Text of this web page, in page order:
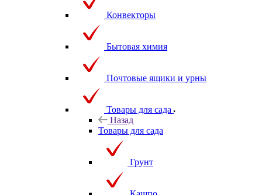
Конвекторы
Бытовая химия
Почтовые ящики и урны
Товары для сада
Назад
Товары для сада
Грунт